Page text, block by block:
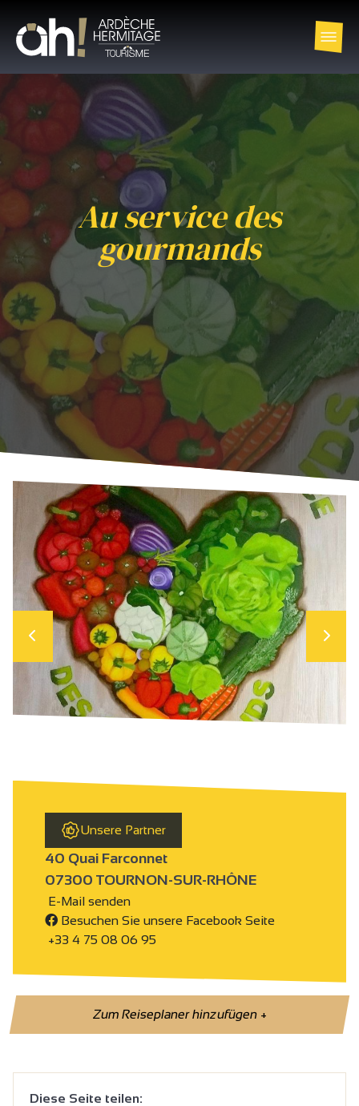
Au service des
gourmands
Unsere Partner
40 Quai Farconnet
07300 TOURNON-SUR-RHÔNE
E-Mail senden
Besuchen Sie unsere Facebook Seite
+33 4 75 08 06 95
Zum Reiseplaner hinzufügen+
Diese Seite teilen: